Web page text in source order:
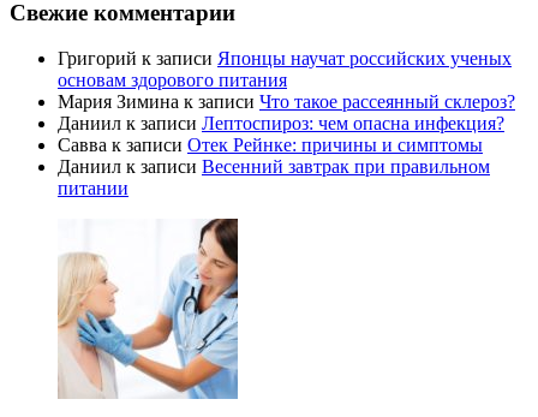
Свежие комментарии
Григорий к записи Японцы научат российских ученых
основам здорового питания
Мария Зимина к записи Что такое рассеянный склероз?
Даниил к записи Лептоспироз: чем опасна инфекция?
Савва к записи Отек Рейнке: причины и симптомы
Даниил к записи Весенний завтрак при правильном
питании